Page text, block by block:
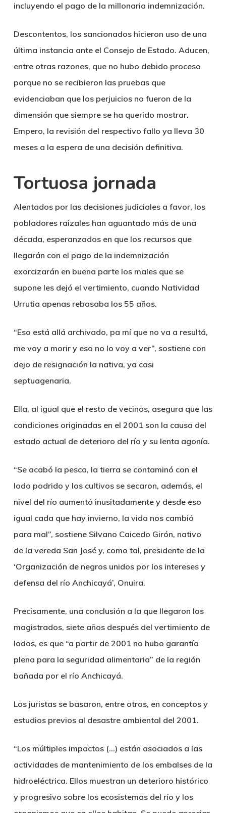
incluyendo el pago de la millonaria indemnización.
Descontentos, los sancionados hicieron uso de una
última instancia ante el Consejo de Estado. Aducen,
entre otras razones, que no hubo debido proceso
porque no se recibieron las pruebas que
evidenciaban que los perjuicios no fueron de la
dimensión que siempre se ha querido mostrar.
Empero, la revisión del respectivo fallo ya lleva 30
meses a la espera de una decisión definitiva.
Tortuosa jornada
Alentados por las decisiones judiciales a favor, los
pobladores raizales han aguantado más de una
década, esperanzados en que los recursos que
llegarán con el pago de la indemnización
exorcizarán en buena parte los males que se
supone les dejó el vertimiento, cuando Natividad
Urrutia apenas rebasaba los 55 años.
“Eso está allá archivado, pa mí que no va a resultá,
me voy a morir y eso no lo voy a ver”, sostiene con
dejo de resignación la nativa, ya casi
septuagenaria.
Ella, al igual que el resto de vecinos, asegura que las
condiciones originadas en el 2001 son la causa del
estado actual de deterioro del río y su lenta agonía.
“Se acabó la pesca, la tierra se contaminó con el
lodo podrido y los cultivos se secaron, además, el
nivel del río aumentó inusitadamente y desde eso
igual cada que hay invierno, la vida nos cambió
para mal”, sostiene Silvano Caicedo Girón, nativo
de la vereda San José y, como tal, presidente de la
‘Organización de negros unidos por los intereses y
defensa del río Anchicayá’, Onuira.
Precisamente, una conclusión a la que llegaron los
magistrados, siete años después del vertimiento de
lodos, es que “a partir de 2001 no hubo garantía
plena para la seguridad alimentaria” de la región
bañada por el río Anchicayá.
Los juristas se basaron, entre otros, en conceptos y
estudios previos al desastre ambiental del 2001.
“Los múltiples impactos (…) están asociados a las
actividades de mantenimiento de los embalses de la
hidroeléctrica. Ellos muestran un deterioro histórico
y progresivo sobre los ecosistemas del río y los